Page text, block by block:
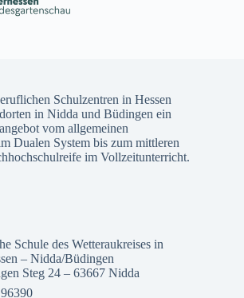
Schulzentren in Hessen
in Nidda und Büdingen ein
vom allgemeinen
Dualen System bis zum mittleren
im Vollzeitunterricht.
Schule des Wetteraukreises in
– Nidda/Büdingen
Steg 24 – 63667 Nidda